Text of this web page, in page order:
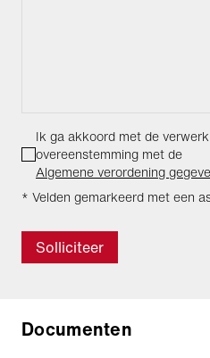
Ik ga akkoord met de
overeenstemming met de
Algemene verordening
* Velden gemarkeerd met een
Solliciteer
Documenten